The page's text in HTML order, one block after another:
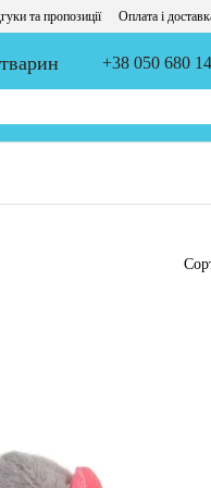
та пропозиції Оплата і
+38 050 680